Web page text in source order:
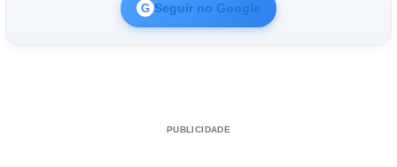
G Seguir no Google
PUBLICIDADE